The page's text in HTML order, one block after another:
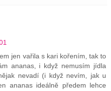
jen vařila s kari kořením, tak to
ananas, i když nemusím jídla
nevadí (i když nevím, jak u
ananas ideálně předem lehce